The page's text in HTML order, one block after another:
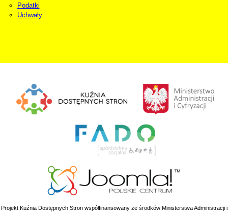
Podatki
Uchwały
Projekt Kuźnia Dostępnych Stron współfinansowany ze środków Ministerstwa Administracji i